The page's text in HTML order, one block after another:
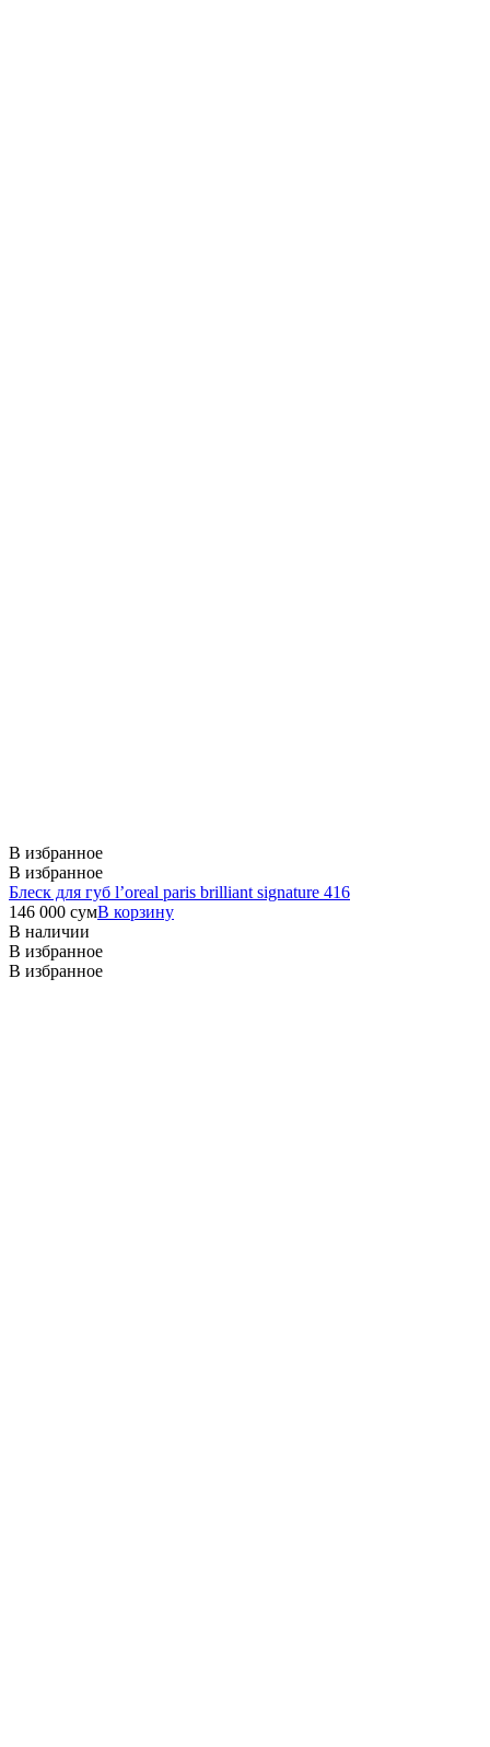
В избранное
В избранное
Блеск для губ l’oreal paris brilliant signature 416
146 000 сумВ корзину
В наличии
В избранное
В избранное